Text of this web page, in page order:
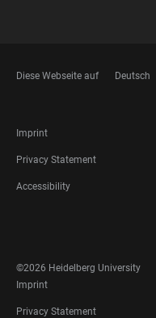
Diese Webseite auf Deutsch
FOOTER
LEGAL
Imprint
Privacy Statement
Accessibility
MEDIA
©2026 Heidelberg University
FOOTER
LEGAL
Imprint
Privacy Statement